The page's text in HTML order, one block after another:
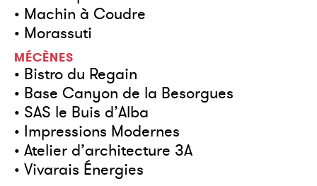
• Machin à Coudre
• Morassuti
MÉCÈNES
• Bistro du Regain
• Base Canyon de la Besorgues
• SAS le Buis d’Alba
• Impressions Modernes
• Atelier d’architecture 3A
• Vivarais Énergies